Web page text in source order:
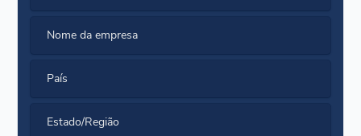
Nome da empresa
País
Estado/Região